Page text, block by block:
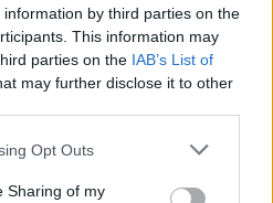
by third parties on the
This information may
parties on the IAB’s List of
may further disclose it to other
app uses one or more Google
behaviour. You may click to
Opt Outs
Sharing of my
επίσημο κείμενο της